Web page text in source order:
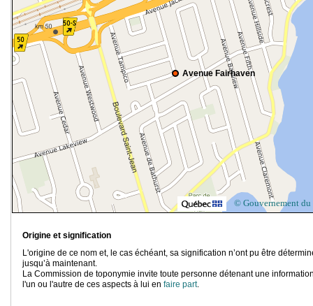
Avenue Fairhaven
© Gouvernement du
Origine et signification
L'origine de ce nom et, le cas échéant, sa signification n’ont pu être
jusqu’à maintenant.
La Commission de toponymie invite toute personne détenant une
l'un ou l'autre de ces aspects à lui en faire part.